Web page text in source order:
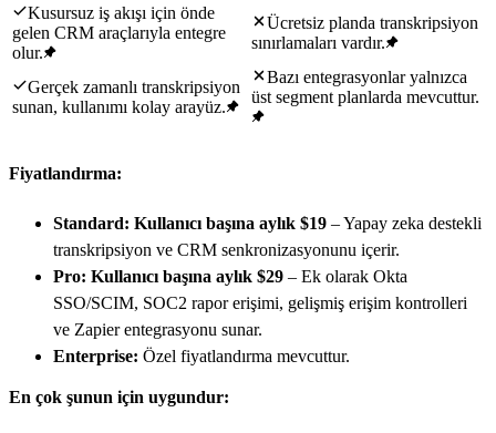
Kusursuz iş akışı için önde
gelen CRM araçlarıyla entegre
olur.
Ücretsiz planda transkripsiyon
sınırlamaları vardır.
Gerçek zamanlı transkripsiyon
sunan, kullanımı kolay arayüz.
Bazı entegrasyonlar yalnızca
üst segment planlarda mevcuttur.
Fiyatlandırma:
Standard: Kullanıcı başına aylık $19 – Yapay zeka destekli
transkripsiyon ve CRM senkronizasyonunu içerir.
Pro: Kullanıcı başına aylık $29 – Ek olarak Okta
SSO/SCIM, SOC2 rapor erişimi, gelişmiş erişim kontrolleri
ve Zapier entegrasyonu sunar.
Enterprise: Özel fiyatlandırma mevcuttur.
En çok şunun için uygundur: